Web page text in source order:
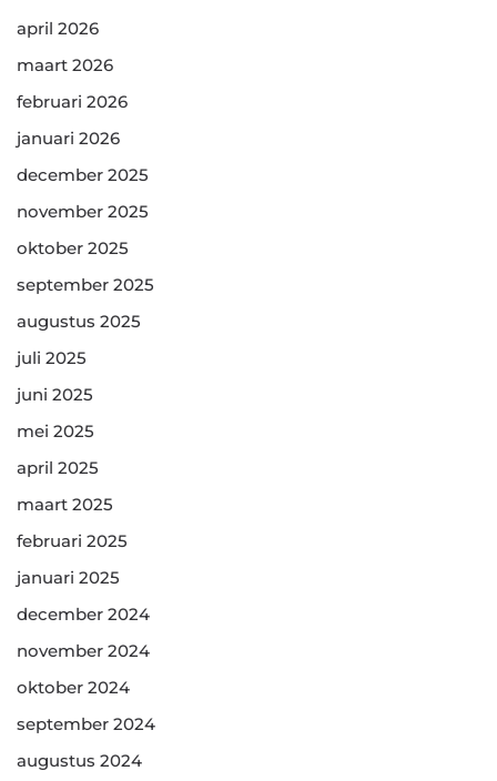
april 2026
maart 2026
februari 2026
januari 2026
december 2025
november 2025
oktober 2025
september 2025
augustus 2025
juli 2025
juni 2025
mei 2025
april 2025
maart 2025
februari 2025
januari 2025
december 2024
november 2024
oktober 2024
september 2024
augustus 2024